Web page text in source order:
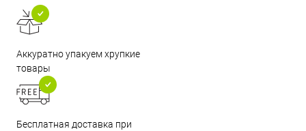
Аккуратно упакуем хрупкие
товары
Бесплатная доставка при